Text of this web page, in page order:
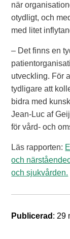
när
otydligt, och
med litet
– Det finns en
utveckling. För
tydligare att
bidra med
Jean-Luc af
för vård- och
Läs rapporten:
och
och sjukvården.
Publicerad : 29